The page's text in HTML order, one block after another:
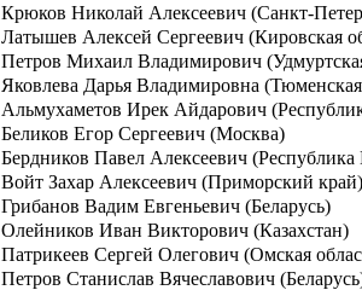
Крюков Николай Алексеевич (Санкт-
Латышев Алексей Сергеевич (Кировская
Петров Михаил Владимирович
Яковлева Дарья Владимировна (Тюменская
Альмухаметов Ирек Айдарович
Беликов Егор Сергеевич (Москва)
Бердников Павел Алексеевич
Войт Захар Алексеевич (Приморский
Грибанов Вадим Евгеньевич (Беларусь)
Олейников Иван Викторович (Казахстан)
Патрикеев Сергей Олегович (Омская
Петров Станислав Вячеславович